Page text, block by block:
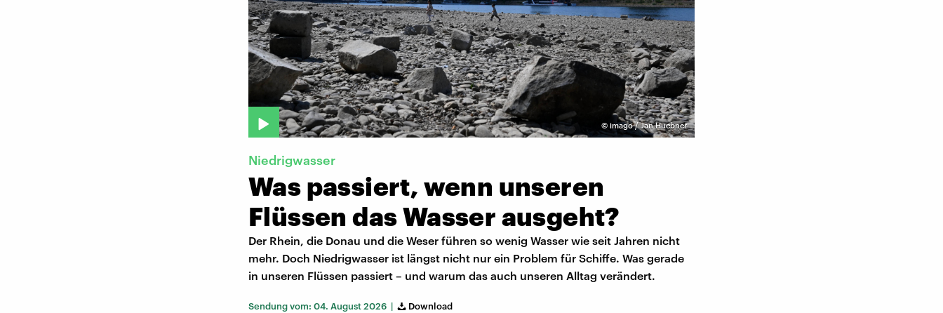
© imago / Jan Huebner
Niedrigwasser
Was passiert, wenn unseren
Flüssen das Wasser ausgeht?
Der Rhein, die Donau und die Weser führen so wenig Wasser wie seit Jahren nicht
mehr. Doch Niedrigwasser ist längst nicht nur ein Problem für Schiffe. Was gerade
in unseren Flüssen passiert – und warum das auch unseren Alltag verändert.
Sendung vom: 04. August 2026 | Download